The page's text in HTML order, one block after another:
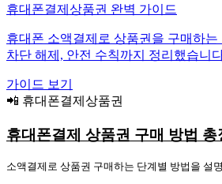
휴대폰결제상품권 완벽 가이드
휴대폰 소액결제로 상품권을 구매하는
차단 해제, 안전 수칙까지 정리했습니
가이드 보기
📲 휴대폰결제상품권
휴대폰결제 상품권 구매 방법 총
소액결제로 상품권 구매하는 단계별 방법을 설